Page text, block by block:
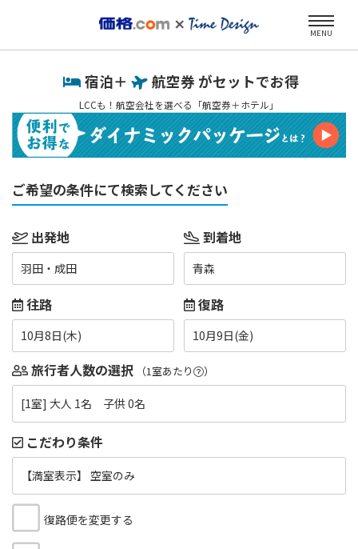
MENU
宿泊＋ 航空券 がセットでお得
LCCも！航空会社を選べる「航空券＋ホテル」
ご希望の条件にて検索してください
出発地
羽田・成田
到着地
青森
往路
10月8日(木)
復路
10月9日(金)
旅行者人数の選択 （1室あたり ）
[1室] 大人 1名 子供 0名
こだわり条件
【満室表示】 空室のみ
復路便を変更する